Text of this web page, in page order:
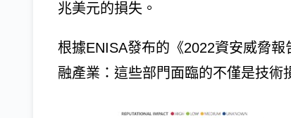
兆美元的損失。
根據ENISA發布的《2022資安威脅
融產業：這些部門面臨的不僅是技術